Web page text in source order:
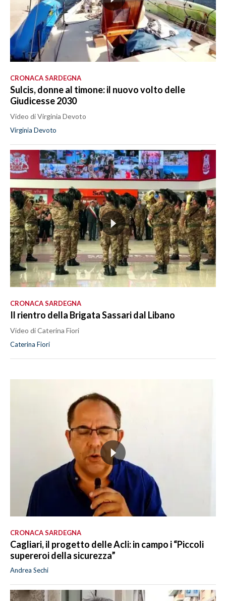
CRONACA SARDEGNA
Sulcis, donne al timone: il nuovo volto delle
Giudicesse 2030
Video di Virginia Devoto
Virginia Devoto
CRONACA SARDEGNA
Il rientro della Brigata Sassari dal Libano
Video di Caterina Fiori
Caterina Fiori
CRONACA SARDEGNA
Cagliari, il progetto delle Acli: in campo i “Piccoli
supereroi della sicurezza”
Andrea Sechi